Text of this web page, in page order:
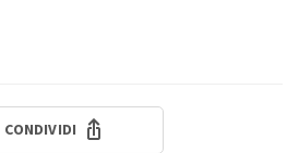
CONDIVIDI